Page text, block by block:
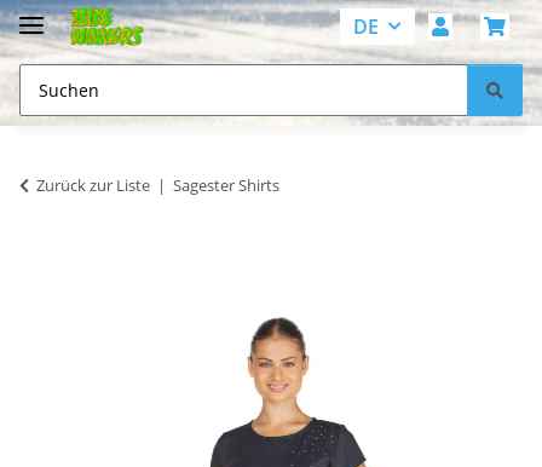
DE
Zurück zur Liste Sagester Shirts